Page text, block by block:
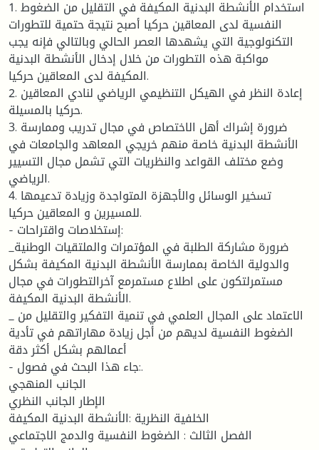
1. استخدام الأنشطة البدنية المكيفة في التقليل من الضغوط
النفسية لدى المعاقين حركيا أصبح نتيجة حتمية للتطورات
التكنولوجية التي يشهدها العصر الحالي وبالتالي فإنه يجب
مواكبة هذه التطورات من خلال إدخال الأنشطة البدنية
المكيفة لدى المعاقين حركيا.
2. إعادة النظر في الهيكل التنظيمي الرياضي لنادي المعاقين
حركيا بالمسيلة.
3. ضرورة إشراك أهل الاختصاص في مجال تدريب وممارسة
الأنشطة البدنية خاصة منهم خريجي المعاهد والجامعات في
وضع مختلف القواعد والنظريات التي تشمل مجال التسيير
الرياضي.
4. تسخير الوسائل والأجهزة المتواجدة وزيادة تدعيمها
للمسيرين و المعاقين حركيا.
- إستخلاصات واقتراحات:
_ضرورة مشاركة الطلبة في المؤتمرات والملتقيات الوطنية
والدولية الخاصة بممارسة الأنشطة البدنية المكيفة بشكل
مستمرلتكون على اطلاع مستمرمع آخرالتطورات في مجال
الأنشطة البدنية المكيفة.
_ الاعتماد على المجال العلمي في تنمية التفكير والتقليل من
الضغوط النفسية لديهم من أجل زيادة مهاراتهم في تأدية
أعمالهم بشكل أكثر دقة
- جاء هذا البحث في فصول:.
الجانب المنهجي
الإطار الجانب النظري
الخلفية النظرية :الأنشطة البدنية المكيفة
الفصل الثالث : الضغوط النفسية والدمج الاجتماعي